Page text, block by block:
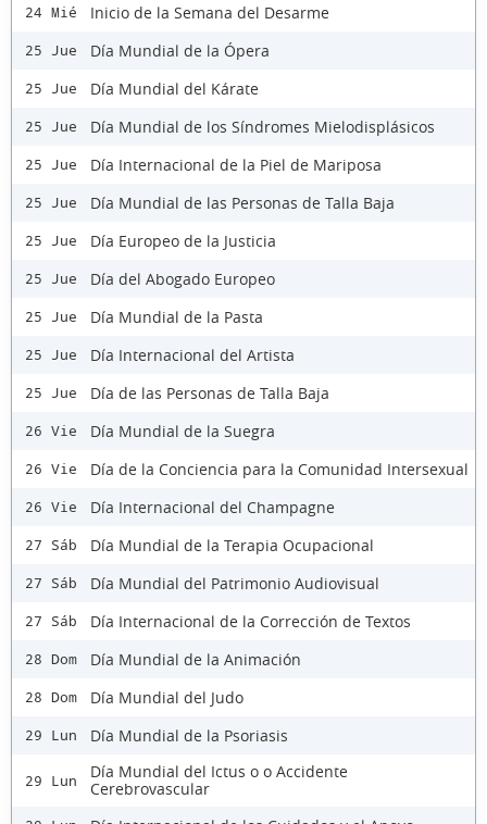
24 Mié Inicio de la Semana del Desarme
25 Jue Día Mundial de la Ópera
25 Jue Día Mundial del Kárate
25 Jue Día Mundial de los Síndromes Mielodisplásicos
25 Jue Día Internacional de la Piel de Mariposa
25 Jue Día Mundial de las Personas de Talla Baja
25 Jue Día Europeo de la Justicia
25 Jue Día del Abogado Europeo
25 Jue Día Mundial de la Pasta
25 Jue Día Internacional del Artista
25 Jue Día de las Personas de Talla Baja
26 Vie Día Mundial de la Suegra
26 Vie Día de la Conciencia para la Comunidad Intersexual
26 Vie Día Internacional del Champagne
27 Sáb Día Mundial de la Terapia Ocupacional
27 Sáb Día Mundial del Patrimonio Audiovisual
27 Sáb Día Internacional de la Corrección de Textos
28 Dom Día Mundial de la Animación
28 Dom Día Mundial del Judo
29 Lun Día Mundial de la Psoriasis
29 Lun
Día Mundial del Ictus o o Accidente
Cerebrovascular